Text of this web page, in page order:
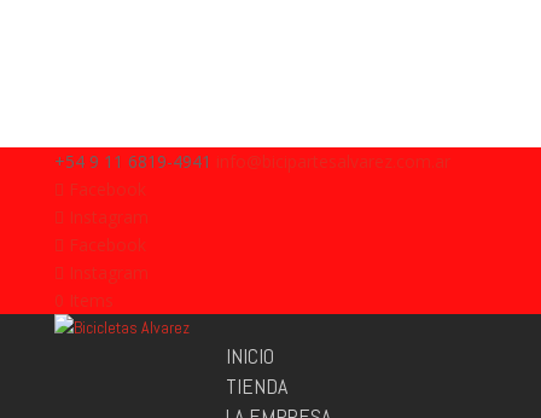
+54 9 11 6819-4941 info@bicipartesalvarez.com.ar
Facebook
Instagram
Facebook
Instagram
0 Items
INICIO
TIENDA